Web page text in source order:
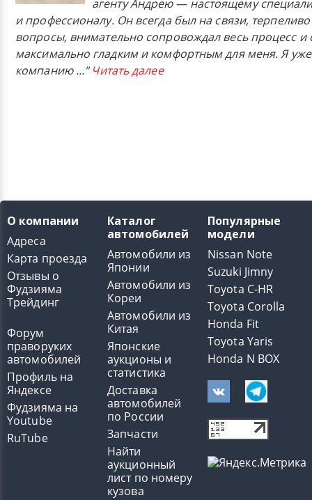
агенту Андрею — настоящему
и профессионалу. Он всегда был на связи,
вопросы, внимательно сопровождал весь процесс и
максимально гладким и комфортным для меня. Я
компанию..." Читать далее
О компании
Адреса
Карта проезда
Отзывы о
Фудзияма
Трейдинг
Форум
праворуких
автомобилей
Профиль на
Яндексе
Фудзияма на
Youtube
RuTube
Каталог
автомобилей
Автомобили из
Японии
Автомобили из
Кореи
Автомобили из
Китая
Японские
аукционы и
статистика
Доставка
автомобилей
по России
Запчасти
Найти
аукционный
лист по номеру
кузова
Популярные
модели
Nissan Note
Suzuki Jimny
Toyota C-HR
Toyota Corolla
Honda Fit
Toyota Yaris
Honda N BOX